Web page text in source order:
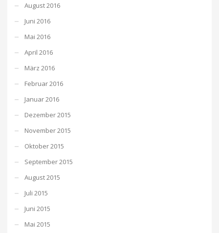
August 2016
Juni 2016
Mai 2016
April 2016
März 2016
Februar 2016
Januar 2016
Dezember 2015
November 2015
Oktober 2015
September 2015
August 2015
Juli 2015
Juni 2015
Mai 2015